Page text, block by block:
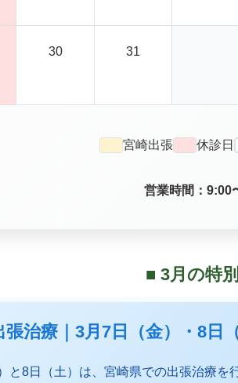
30 31
宮崎出張 休診日
営業時間：9:00
■ 3月の特
治療｜3月7日（金）・8日（
と8日（土）は、宮崎県での出張治療を